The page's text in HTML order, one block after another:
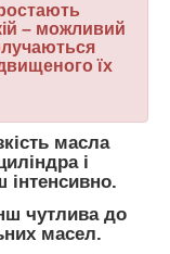
– можливий
їх
масла
і
інтенсивно.
чутлива до
масел.